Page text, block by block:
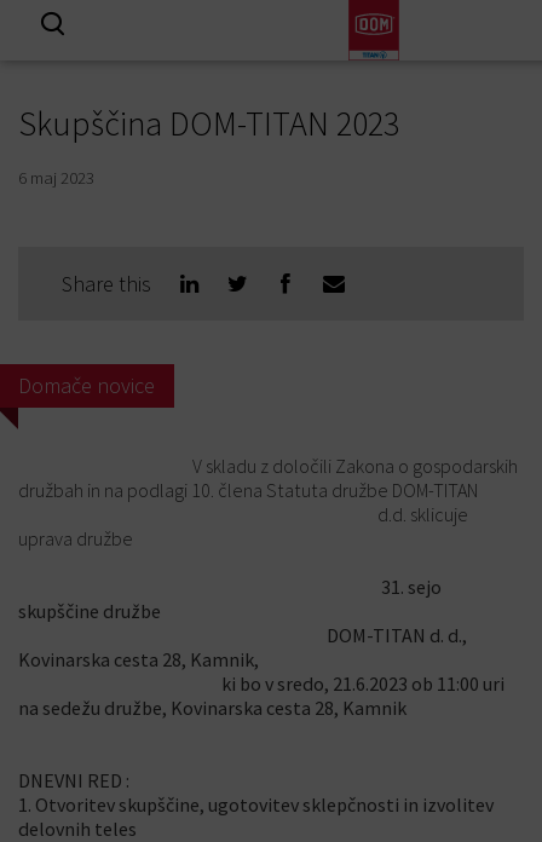
Skupščina DOM-TITAN 2023
6 maj 2023
Share this
Domače novice
V skladu z določili Zakona o gospodarskih
družbah in na podlagi 10. člena Statuta družbe DOM-TITAN
d.d. sklicuje
uprava družbe
31. sejo
skupščine družbe
DOM-TITAN d. d.,
Kovinarska cesta 28, Kamnik,
ki bo v sredo, 21.6.2023 ob 11:00 uri
na sedežu družbe, Kovinarska cesta 28, Kamnik
DNEVNI RED :
1. Otvoritev skupščine, ugotovitev sklepčnosti in izvolitev
delovnih teles